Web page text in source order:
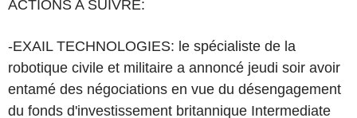
ACTIONS A SUIVRE:
-EXAIL TECHNOLOGIES: le spécialiste de la
robotique civile et militaire a annoncé jeudi soir avoir
entamé des négociations en vue du désengagement
du fonds d'investissement britannique Intermediate